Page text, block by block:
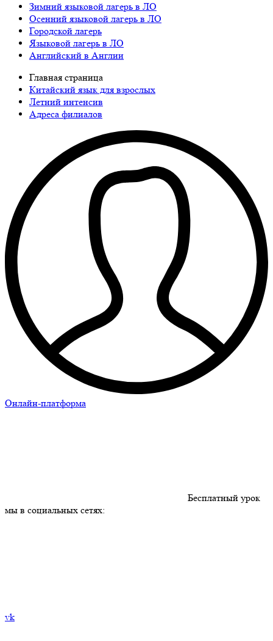
Зимний языковой лагерь в ЛО
Осенний языковой лагерь в ЛО
Городской лагерь
Языковой лагерь в ЛО
Английский в Англии
Главная страница
Китайский язык для взрослых
Летний интенсив
Адреса филиалов
Онлайн-платформа
Бесплатный урок
мы в социальных сетях:
vk